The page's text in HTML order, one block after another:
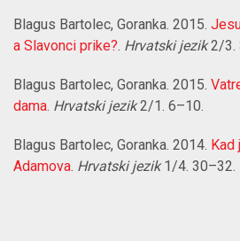
Blagus Bartolec, Goranka. 2015.
a Slavonci prike?. Hrvatski jezik2/3.
Blagus Bartolec, Goranka. 2015.
dama. Hrvatski jezik2/1. 6–10.
Blagus Bartolec, Goranka. 2014.
Adamova. Hrvatski jezik1/4. 30–32.